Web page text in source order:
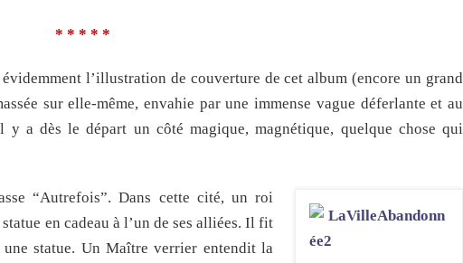
* * * * *
l’illustration de couverture de cet album (encore un grand
sur elle-même, envahie par une immense vague déferlante et au
a dès le départ un côté magique, magnétique, quelque chose qui
“Autrefois”. Dans cette cité, un roi
en cadeau à l’un de ses alliées. Il fit
statue. Un Maître verrier entendit la